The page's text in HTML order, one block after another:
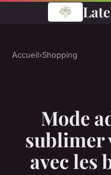
Accueil›Shopping
Mode
sublimer
avec les